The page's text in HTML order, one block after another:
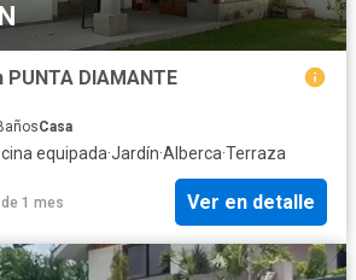
DIAMANTE
Casa
equipada·Jardín·Alberca·Terraza
1 mes Ver en detalle